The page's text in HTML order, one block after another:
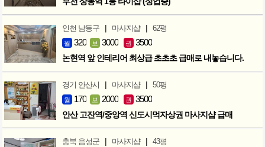
인천 남동구 | 마사지샵 | 62평
월 320 보 3000 권 3500
논현역 앞 인테리어 최상급 초초초 급매로 내놓습니다.
경기 안산시 | 마사지샵 | 50평
월 170 보 2000 권 3500
안산 고잔역/중앙역 신도시먹자상권 마사지샵 급매
충북 음성군 | 마사지샵 | 43평